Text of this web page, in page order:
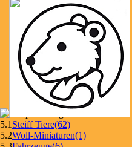
5.1 Steiff Tiere(62)
5.2Woll-Miniaturen(1)